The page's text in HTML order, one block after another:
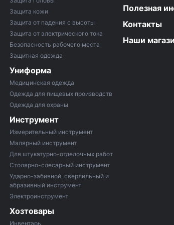
Защита кожи
Защита от падения с высоты
Защита от электрического тока
Безопасность рабочего места
Защитная одежда
Униформа
Медицинская одежда
Одежда для пищевых производств
Одежда для охраны
Инструмент
Измерительный инструмент
Малярный инструмент
Для штукатурно-отделочных работ
Столярно-слесарный инструмент
Ударно-забивной, сверлильный и
абразивный инструмент
Электроинструмент
Хозтовары
Инвентарь
Полезная
Контакты
Наши